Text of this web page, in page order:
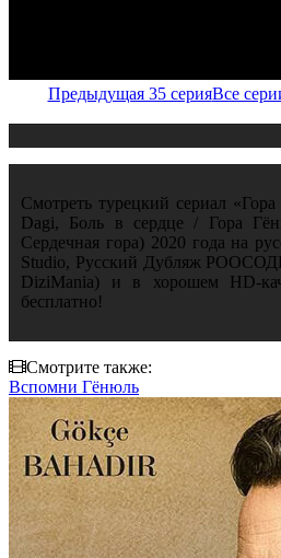
Предыдущая 35 серияВсе
Смотреть турецкий сериал
Dagi, Боль в сердце / Гора
Сердечная гора) 2020 года на
Studio, Русский Дубляж
DiziMania) и в хорошем HD-
бесплатно!
Смотрите также:
Вспомни Гёнюль